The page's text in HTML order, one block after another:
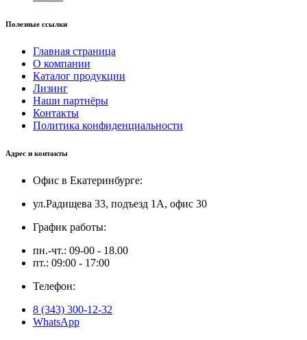
Полезные ссылки
Главная страница
О компании
Каталог продукции
Лизинг
Наши партнёры
Контакты
Политика конфиденциальности
Адрес и контакты
Офис в Екатеринбурге:
ул.Радищева 33, подъезд 1А, офис 30
График работы:
пн.-чт.: 09-00 - 18.00
пт.: 09:00 - 17:00
Телефон:
8 (343) 300-12-32
WhatsApp